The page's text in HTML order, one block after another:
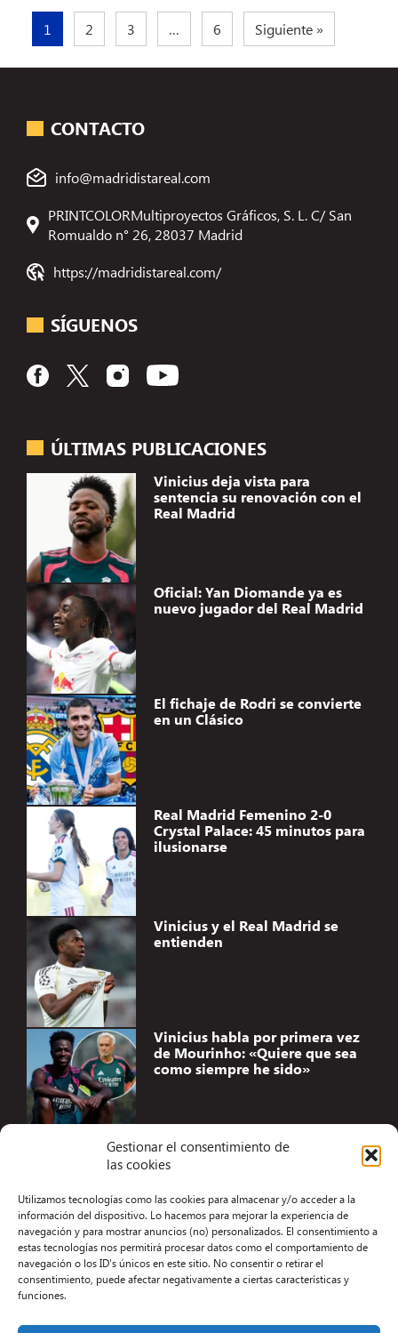
Gestionar el consentimiento de
las cookies
Utilizamos tecnologías como las cookies para almacenar y/o acceder a la
información del dispositivo. Lo hacemos para mejorar la experiencia de
navegación y para mostrar anuncios (no) personalizados. El consentimiento a
estas tecnologías nos permitirá procesar datos como el comportamiento de
navegación o los ID's únicos en este sitio. No consentir o retirar el
consentimiento, puede afectar negativamente a ciertas características y
funciones.
1 2 3 … 6 Siguiente »
ÚLTIMAS PUBLICACIONES
Vinicius deja vista para
sentencia su renovación con el
Real Madrid
Oficial: Yan Diomande ya es
nuevo jugador del Real Madrid
El fichaje de Rodri se convierte
en un Clásico
Real Madrid Femenino 2-0
Crystal Palace: 45 minutos para
ilusionarse
Vinicius y el Real Madrid se
entienden
Vinicius habla por primera vez
de Mourinho: «Quiere que sea
como siempre he sido»
CONTACTO
info@madridistareal.com
PRINTCOLORMultiproyectos Gráficos, S. L. C/ San
Romualdo n° 26, 28037 Madrid
https://madridistareal.com/
SÍGUENOS
Aviso Legal
Términos y condiciones
Política de privacidad